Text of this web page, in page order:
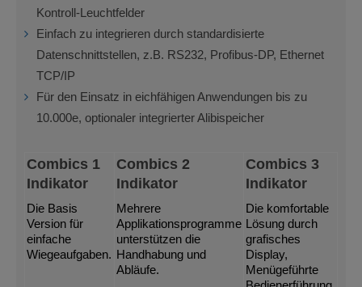
Kontroll-Leuchtfelder
Einfach zu integrieren durch standardisierte
Datenschnittstellen, z.B. RS232, Profibus-DP, Ethernet
TCP/IP
Für den Einsatz in eichfähigen Anwendungen bis zu
10.000e, optionaler integrierter Alibispeicher
Combics 1
Indikator
Die Basis
Version für
einfache
Wiegeaufgaben.
Combics 2
Indikator
Mehrere
Applikationsprogramme
unterstützen die
Handhabung und
Abläufe.
Combics 3
Indikator
Die komfortable
Lösung durch
grafisches
Display,
Menügeführte